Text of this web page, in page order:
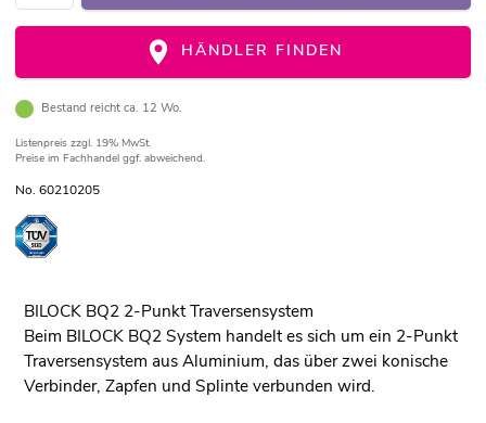
HÄNDLER FINDEN
Bestand reicht ca. 12 Wo.
Listenpreis zzgl. 19% MwSt.
Preise im Fachhandel ggf. abweichend.
No. 60210205
BILOCK BQ2 2-Punkt Traversensystem
Beim BILOCK BQ2 System handelt es sich um ein 2-Punkt
Traversensystem aus Aluminium, das über zwei konische
Verbinder, Zapfen und Splinte verbunden wird.